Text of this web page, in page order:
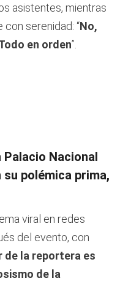
asistentes, mientras
con serenidad: “No,
en orden”.
Nacional
polémica prima,
viral en redes
del evento, con
de la reportera es
de la